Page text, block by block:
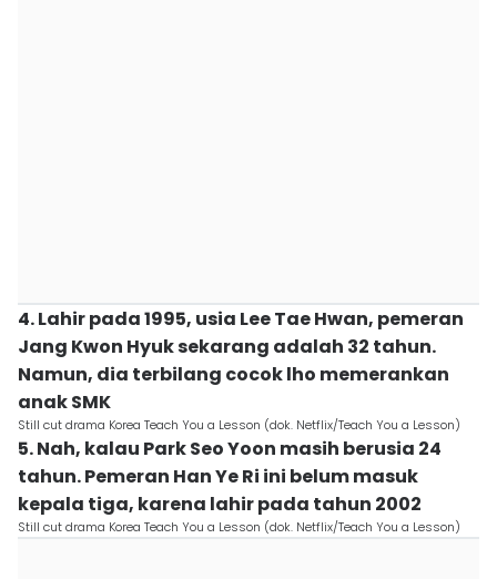
4. Lahir pada 1995, usia Lee Tae Hwan, pemeran
Jang Kwon Hyuk sekarang adalah 32 tahun.
Namun, dia terbilang cocok lho memerankan
anak SMK
Still cut drama Korea Teach You a Lesson (dok. Netflix/Teach You a Lesson)
5. Nah, kalau Park Seo Yoon masih berusia 24
tahun. Pemeran Han Ye Ri ini belum masuk
kepala tiga, karena lahir pada tahun 2002
Still cut drama Korea Teach You a Lesson (dok. Netflix/Teach You a Lesson)